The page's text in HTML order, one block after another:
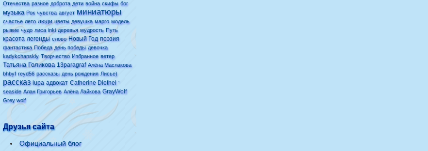
Отечества разное доброта дети война скифы бог
музыка Рок чувства август миниатюры
счастье лето люди цветы девушка марго модель
рыжие чудо лиса inki деревья мудрость Путь
красота легенды слово Новый Год поэзия
фантастика Победа день победы девочка
kadykchanskiy Творчество Избранное ветер
Татьяна Голикова 13paragraf Алёна Маслакова
bhbyf reyd56 рассказы день рождения Лисье)
рассказ lupa адвокат Catherine Diethel '
seaside Алан Григорьев Алёна Лайкова GrayWolf
Grey wolf
Друзья сайта
Официальный блог